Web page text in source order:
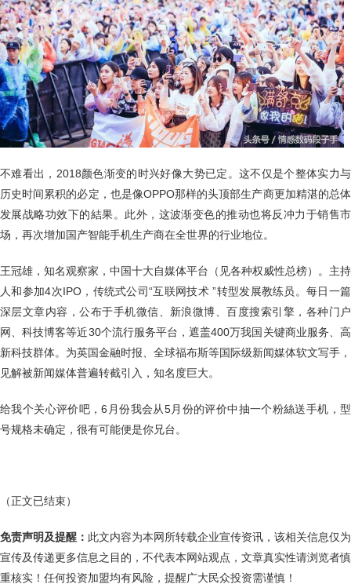
不难看出，2018颜色渐变的时兴好像大势已定。这不仅是个整体实力与
历史时间累积的必定，也是像OPPO那样的头顶部生产商更加精湛的总体
发展战略功效下的結果。此外，这波渐变色的推动也将反冲力于销售市
场，再次增加国产智能手机生产商在全世界的行业地位。
王冠雄，知名观察家，中国十大自媒体平台（见各种权威性总榜）。主持
人和参加4次IPO，传统式公司“互联网技术 ”转型发展教练员。每日一篇
深层文章内容，公布于手机微信、新浪微博、百度搜索引擎，各种门户
网、科技博客等近30个流行服务平台，遮盖400万我国关键商业服务、高
新科技群体。为英国金融时报、全球福布斯等国际级新闻媒体软文写手，
见解被新闻媒体普遍转截引入，知名度巨大。
给我个关心评价吧，6月份我会从5月份的评价中抽一个粉絲送手机，型
号规格未确定，很有可能便是你兄台。
（正文已结束）
免责声明及提醒： 此文内容为本网所转载企业宣传资讯，该相关信息仅为
宣传及传递更多信息之目的，不代表本网站观点，文章真实性请浏览者慎
重核实！任何投资加盟均有风险，提醒广大民众投资需谨慎！